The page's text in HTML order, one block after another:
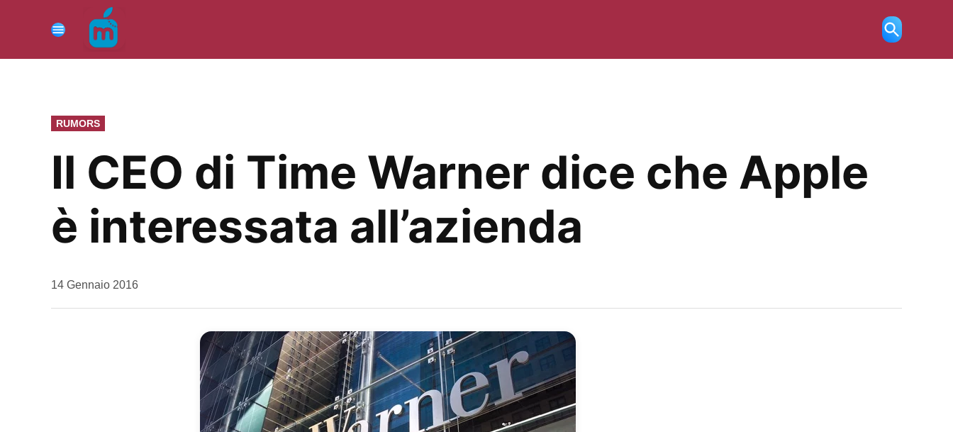
contenuto
Menu
Ricerca
aperta
PUBBLICATO
IN
RUMORS
Il CEO di Time Warner dice che Apple
è interessata all’azienda
da
14 Gennaio 2016